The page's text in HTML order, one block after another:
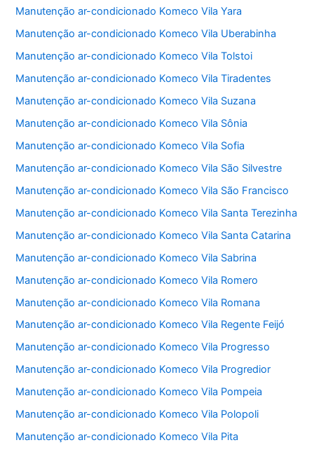
Manutenção ar-condicionado Komeco Vila Yara
Manutenção ar-condicionado Komeco Vila Uberabinha
Manutenção ar-condicionado Komeco Vila Tolstoi
Manutenção ar-condicionado Komeco Vila Tiradentes
Manutenção ar-condicionado Komeco Vila Suzana
Manutenção ar-condicionado Komeco Vila Sônia
Manutenção ar-condicionado Komeco Vila Sofia
Manutenção ar-condicionado Komeco Vila São Silvestre
Manutenção ar-condicionado Komeco Vila São Francisco
Manutenção ar-condicionado Komeco Vila Santa Terezinha
Manutenção ar-condicionado Komeco Vila Santa Catarina
Manutenção ar-condicionado Komeco Vila Sabrina
Manutenção ar-condicionado Komeco Vila Romero
Manutenção ar-condicionado Komeco Vila Romana
Manutenção ar-condicionado Komeco Vila Regente Feijó
Manutenção ar-condicionado Komeco Vila Progresso
Manutenção ar-condicionado Komeco Vila Progredior
Manutenção ar-condicionado Komeco Vila Pompeia
Manutenção ar-condicionado Komeco Vila Polopoli
Manutenção ar-condicionado Komeco Vila Pita